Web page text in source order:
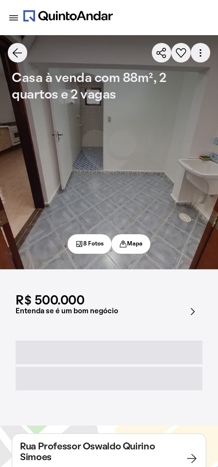
R$ 500.000
Entenda se é um bom negócio
Casa à venda com 88m², 2
quartos e 2 vagas
8 Fotos Mapa
Rua Professor Oswaldo Quirino
Simoes